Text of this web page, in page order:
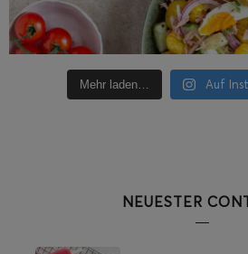
Mehr laden… Auf
NEUESTER